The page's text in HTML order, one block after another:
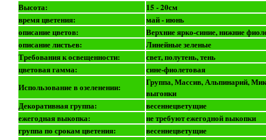
Высота:
15 - 20см
время цветения:
май - июнь
описание цветов:
Верхние ярко-синие, нижние
описание листьев:
Линейные зеленые
Требования к освещенности:
свет, полутень, тень
цветовая гамма:
сине-фиолетовая
Использование в озеленении:
Группа, Массив, Альпинарий,
выгонки
Декоративная группа:
весеннецветущие
ежегодная выкопка:
не требуют ежегодной выкопки
группа по срокам цветения:
весеннецветущие